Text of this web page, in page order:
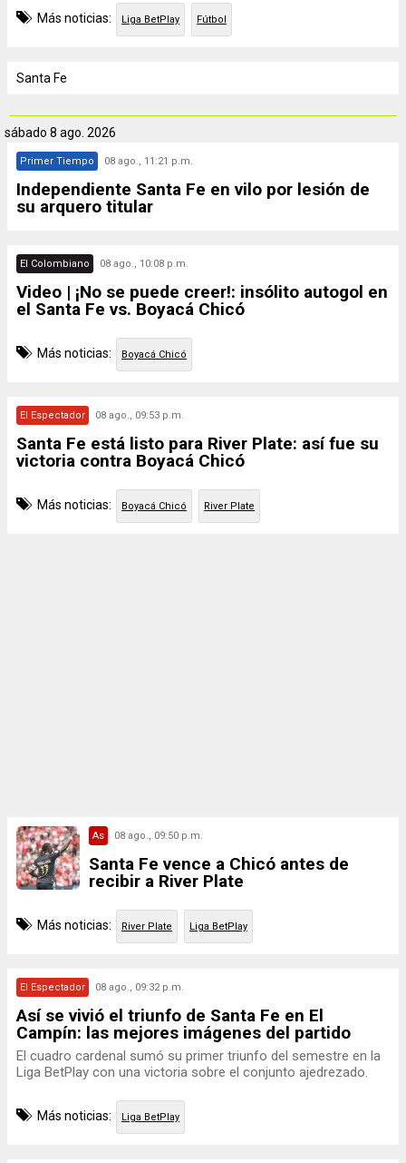
Más noticias: Liga BetPlay Fútbol
Santa Fe
sábado 8 ago. 2026
Primer Tiempo 08 ago., 11:21 p.m.
Independiente Santa Fe en vilo por lesión de
su arquero titular
El Colombiano 08 ago., 10:08 p.m.
Video | ¡No se puede creer!: insólito autogol en
el Santa Fe vs. Boyacá Chicó
Más noticias: Boyacá Chicó
El Espectador 08 ago., 09:53 p.m.
Santa Fe está listo para River Plate: así fue su
victoria contra Boyacá Chicó
Más noticias: Boyacá Chicó River Plate
As 08 ago., 09:50 p.m.
Santa Fe vence a Chicó antes de
recibir a River Plate
Más noticias: River Plate Liga BetPlay
El Espectador 08 ago., 09:32 p.m.
Así se vivió el triunfo de Santa Fe en El
Campín: las mejores imágenes del partido
El cuadro cardenal sumó su primer triunfo del semestre en la
Liga BetPlay con una victoria sobre el conjunto ajedrezado.
Más noticias: Liga BetPlay